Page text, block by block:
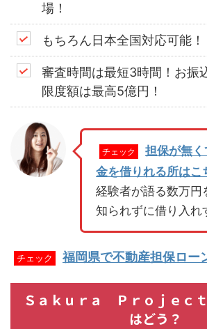
場！
もちろん日本全国対応可能！
審査時間は最短3時間！お振
限度額は最高5億円！
チェック
担保が無
金を借りれる所はこ
経験者が語る数万円
知られずに借り入れ
チェック 福岡県で不動産担保ロー
Ｓａｋｕｒａ Ｐｒｏｊｅｃ
はどう？